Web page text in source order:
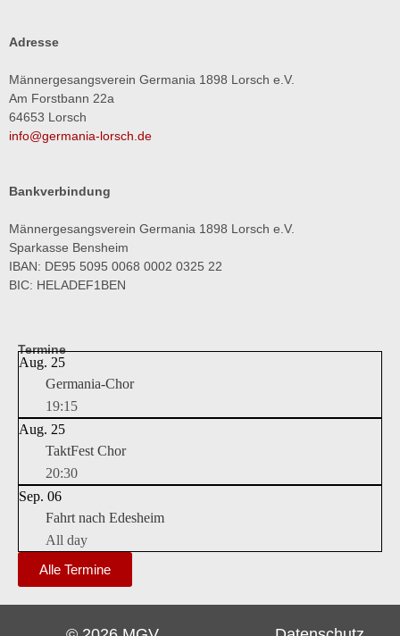
Adresse
Männergesangsverein Germania 1898 Lorsch e.V.
Am Forstbann 22a
64653 Lorsch
info@germania-lorsch.de
Bankverbindung
Männergesangsverein Germania 1898 Lorsch e.V.
Sparkasse Bensheim
IBAN: DE95 5095 0068 0002 0325 22
BIC: HELADEF1BEN
Termine
Aug. 25
Germania-Chor
19:15
Aug. 25
TaktFest Chor
20:30
Sep. 06
Fahrt nach Edesheim
All day
Alle Termine